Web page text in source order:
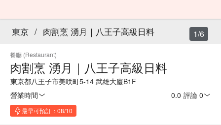
東京 / 肉割烹 湧月｜八王子高級日料
餐廳 (Restaurant)
肉割烹 湧月｜八王子高級日料
東京都八王子市美咲町5-14 武雄大廈B1F
營業時間
0.0 評論 0
最早可預訂：08/10
1/6